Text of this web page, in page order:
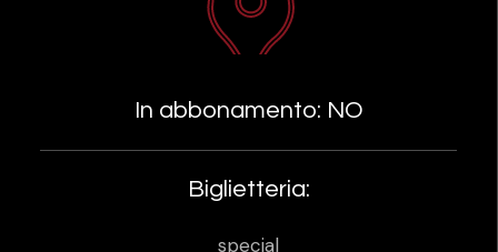
In abbonamento: NO
Biglietteria:
special